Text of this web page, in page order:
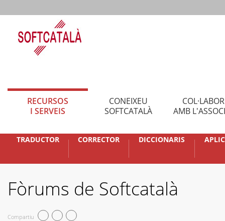
RECURSOS
I SERVEIS
CONEIXEU
SOFTCATALÀ
AMB
TRADUCTOR CORRECTOR DICCIONARIS
Fòrums de Softcatalà
Compartiu